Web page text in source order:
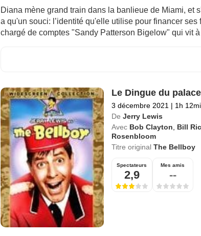
Diana mène grand train dans la banlieue de Miami, et
a qu'un souci: l’identité qu'elle utilise pour financer ses
chargé de comptes "Sandy Patterson Bigelow" qui vit
Le Dingue du palace
3 décembre 2021 | 1h
De Jerry Lewis
Avec Bob Clayton Bill
Rosenbloom
Titre original The Bellboy
Spectateurs
2,9
Mes amis
--